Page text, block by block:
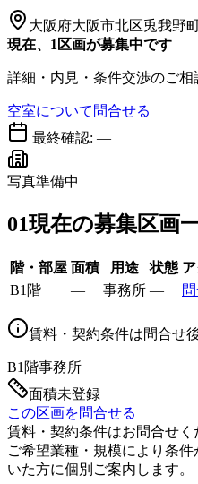
大阪府大阪市北区兎我野
現在、1区画が募集中です
詳細・内見・条件交渉のご相
空室について問合せる
最終確認: —
写真準備中
01現在の募集区画
階・部屋 面積 用途 状態
B1階
— 事務所 —
賃料・契約条件は問合せ
B1階事務所
面積未登録
この区画を問合せる
賃料・契約条件はお問合せく
ご希望業種・規模により条
いた方に個別ご案内します。